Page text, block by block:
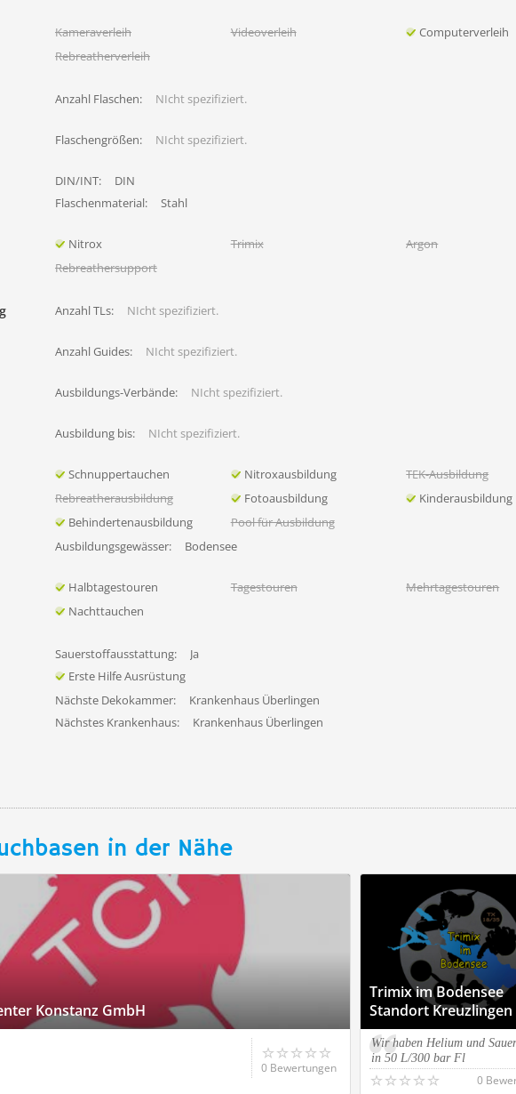
Kameraverleih Videoverleih
Computerverleih
Rebreatherverleih
Anzahl Flaschen: NIcht spezifiziert.
Flaschengrößen: NIcht spezifiziert.
DIN/INT:
DIN
Flaschenmaterial:
Stahl
Nitrox Trimix
Argon
Rebreathersupport
Anzahl TLs: NIcht spezifiziert.
Anzahl Guides: NIcht spezifiziert.
Ausbildungs-Verbände: NIcht spezifiziert.
Ausbildung bis: NIcht spezifiziert.
Schnuppertauchen Nitroxausbildung
TEK-Ausbildung
Rebreatherausbildung
Fotoausbildung
Kinderausbildung
Behindertenausbildung
Pool für Ausbildung
Ausbildungsgewässer:
Bodensee
Halbtagestouren Tagestouren
Mehrtagestouren
Nachttauchen
Sauerstoffausstattung:
Ja
Erste Hilfe Ausrüstung
Nächste Dekokammer:
Krankenhaus Überlingen
Nächstes Krankenhaus:
Krankenhaus Überlingen
in der Nähe
Konstanz GmbH
0 Bewertungen
Trimix im Bodensee
Standort Kreuzlingen
Wir haben Helium und
in 50 L/300 bar Fl
0